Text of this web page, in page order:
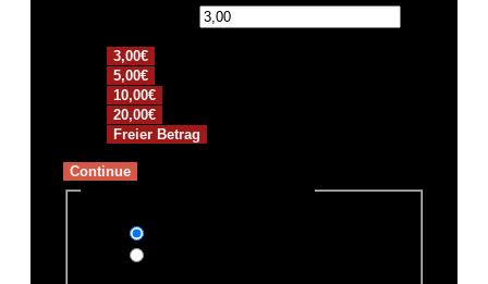
3,00€
5,00€
10,00€
20,00€
Freier Betrag
Continue